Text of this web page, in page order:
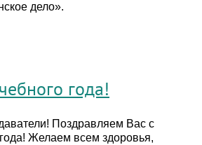
дело».
года!
Поздравляем Вас с
Желаем всем здоровья,